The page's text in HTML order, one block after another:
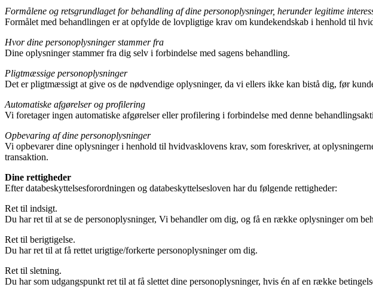
Formålene og retsgrundlaget for behandling af dine personoplysninger, herunder legitime
Formålet med behandlingen er at opfylde de lovpligtige krav om kundekendskab i henhold til
Hvor dine personoplysninger stammer fra
Dine oplysninger stammer fra dig selv i forbindelse med sagens behandling.
Pligtmæssige personoplysninger
Det er pligtmæssigt at give os de nødvendige oplysninger, da vi ellers ikke kan bistå dig, før
Automatiske afgørelser og profilering
Vi foretager ingen automatiske afgørelser eller profilering i forbindelse med denne
Opbevaring af dine personoplysninger
Vi opbevarer dine oplysninger i henhold til hvidvasklovens krav, som foreskriver, at
transaktion.
Dine rettigheder
Efter databeskyttelsesforordningen og databeskyttelsesloven har du følgende rettigheder:
Ret til indsigt.
Du har ret til at se de personoplysninger, Vi behandler om dig, og få en række oplysninger om
Ret til berigtigelse.
Du har ret til at få rettet urigtige/forkerte personoplysninger om dig.
Ret til sletning.
Du har som udgangspunkt ret til at få slettet dine personoplysninger, hvis én af en række